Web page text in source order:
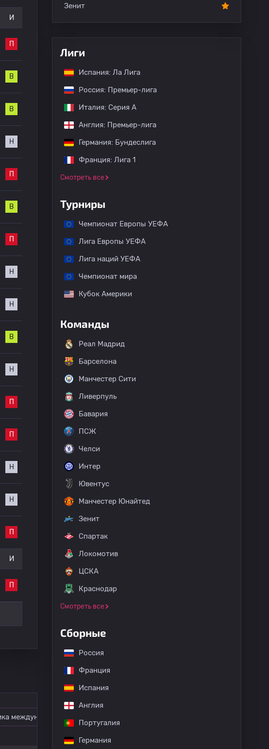
И
П
В
В
Н
П
В
П
Н
Н
В
Н
П
П
Н
Н
П
И
П
международных матчей
Зенит
Лиги
Испания: Ла Лига
Россия: Премьер-лига
Италия: Серия А
Англия: Премьер-лига
Германия: Бундеслига
Франция: Лига 1
Смотреть все
Турниры
Чемпионат Европы УЕФА
Лига Европы УЕФА
Лига наций УЕФА
Чемпионат мира
Кубок Америки
Команды
Реал Мадрид
Барселона
Манчестер Сити
Ливерпуль
Бавария
ПСЖ
Челси
Интер
Ювентус
Манчестер Юнайтед
Зенит
Спартак
Локомотив
ЦСКА
Краснодар
Смотреть все
Сборные
Россия
Франция
Испания
Англия
Португалия
Германия